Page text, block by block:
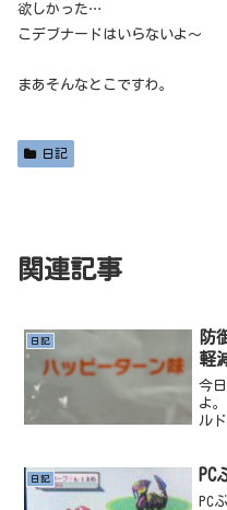
欲しかった…
こデブナードはいらないよ～
まあそんなとこですわ。
日記
関連記事
日記
防
軽
今
よ
ル
う
日記
PC